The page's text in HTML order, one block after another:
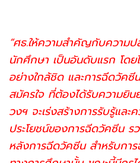
“ศธ.ให้ความสำคัญกับความ
นักศึกษา เป็นอันดับแรก โดย
อย่างใกล้ชิด และการฉีดวัคซี
สมัครใจ ที่ต้องได้รับความยิ
วงฯ จะเร่งสร้างการรับรู้และ
ประโยชน์ของการฉีดวัคซีน
หลังการฉีดวัคซีน สำหรับกา